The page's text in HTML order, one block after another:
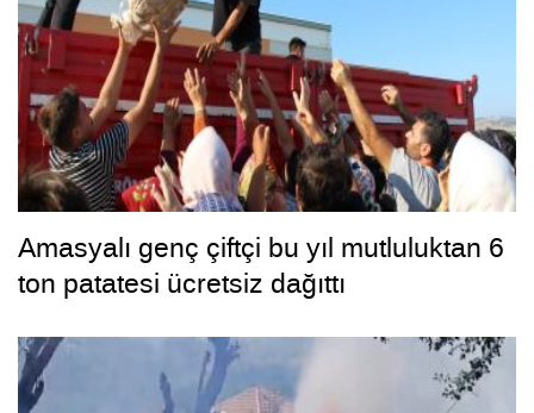
Amasyalı genç çiftçi bu yıl mutluluktan 6
ton patatesi ücretsiz dağıttı